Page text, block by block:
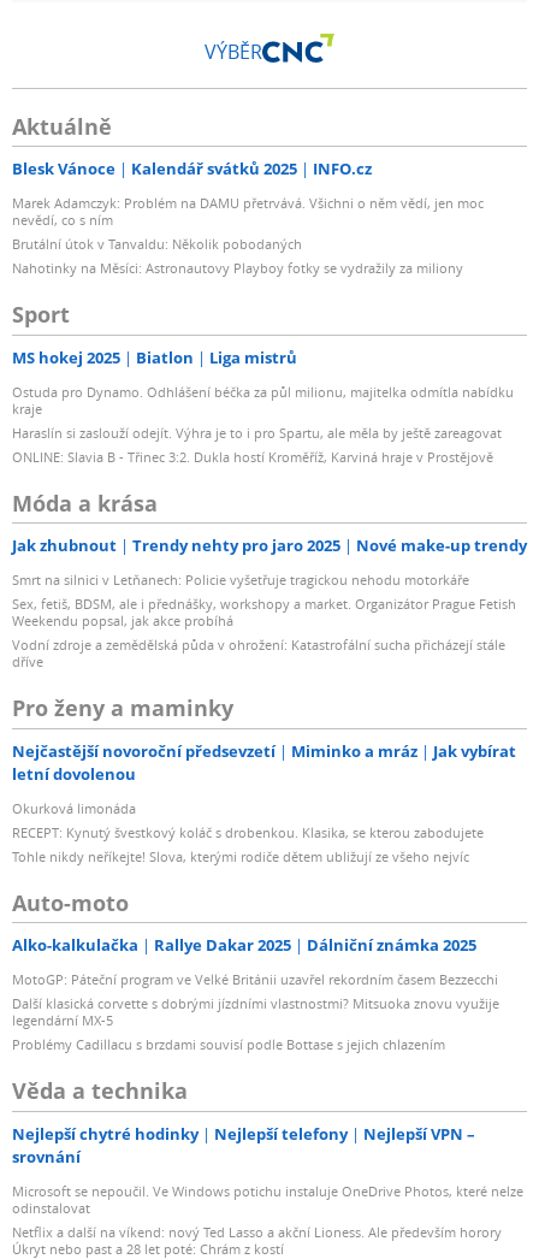
VÝBĚR
Aktuálně
Blesk Vánoce Kalendář svátků 2025 INFO.cz
Marek Adamczyk: Problém na DAMU přetrvává. Všichni o něm vědí, jen moc
nevědí, co s ním
Brutální útok v Tanvaldu: Několik pobodaných
Nahotinky na Měsíci: Astronautovy Playboy fotky se vydražily za miliony
Sport
MS hokej 2025 Biatlon Liga mistrů
Ostuda pro Dynamo. Odhlášení béčka za půl milionu, majitelka odmítla nabídku
kraje
Haraslín si zaslouží odejít. Výhra je to i pro Spartu, ale měla by ještě zareagovat
ONLINE: Slavia B - Třinec 3:2. Dukla hostí Kroměříž, Karviná hraje v Prostějově
Móda a krása
Jak zhubnout Trendy nehty pro jaro 2025 Nové make-up trendy
Smrt na silnici v Letňanech: Policie vyšetřuje tragickou nehodu motorkáře
Sex, fetiš, BDSM, ale i přednášky, workshopy a market. Organizátor Prague Fetish
Weekendu popsal, jak akce probíhá
Vodní zdroje a zemědělská půda v ohrožení: Katastrofální sucha přicházejí stále
dříve
Pro ženy a maminky
Nejčastější novoroční předsevzetí Miminko a mráz
Jak vybírat
letní dovolenou
Okurková limonáda
RECEPT: Kynutý švestkový koláč s drobenkou. Klasika, se kterou zabodujete
Tohle nikdy neříkejte! Slova, kterými rodiče dětem ubližují ze všeho nejvíc
Auto-moto
Alko-kalkulačka Rallye Dakar 2025 Dálniční známka 2025
MotoGP: Páteční program ve Velké Británii uzavřel rekordním časem Bezzecchi
Další klasická corvette s dobrými jízdními vlastnostmi? Mitsuoka znovu využije
legendární MX-5
Problémy Cadillacu s brzdami souvisí podle Bottase s jejich chlazením
Věda a technika
Nejlepší chytré hodinky Nejlepší telefony
Nejlepší VPN –
srovnání
Microsoft se nepoučil. Ve Windows potichu instaluje OneDrive Photos, které nelze
odinstalovat
Netflix a další na víkend: nový Ted Lasso a akční Lioness. Ale především horory
Úkryt nebo past a 28 let poté: Chrám z kostí